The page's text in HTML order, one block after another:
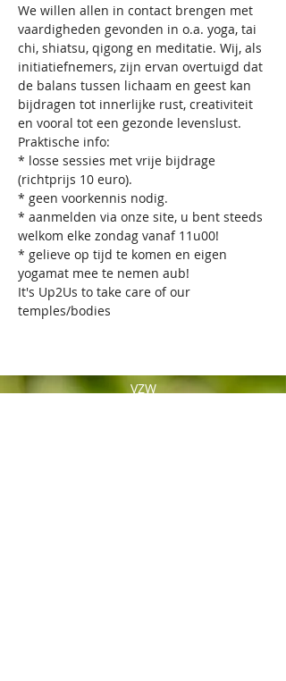
We willen allen in contact brengen met
vaardigheden gevonden in o.a. yoga, tai
chi, shiatsu, qigong en meditatie. Wij, als
initiatiefnemers, zijn ervan overtuigd dat
de balans tussen lichaam en geest kan
bijdragen tot innerlijke rust, creativiteit
en vooral tot een gezonde levenslust.
Praktische info:
* losse sessies met vrije bijdrage
(richtprijs 10 euro).
* geen voorkennis nodig.
* aanmelden via onze site, u bent steeds
welkom elke zondag vanaf 11u00!
* gelieve op tijd te komen en eigen
yogamat mee te nemen aub!
It's Up2Us to take care of our
temples/bodies
VZW